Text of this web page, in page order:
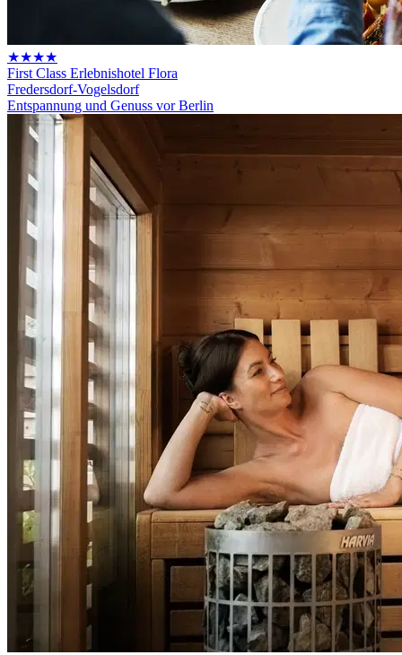
★★★★
First Class Erlebnishotel Flora
Fredersdorf-Vogelsdorf
Entspannung und Genuss vor Berlin